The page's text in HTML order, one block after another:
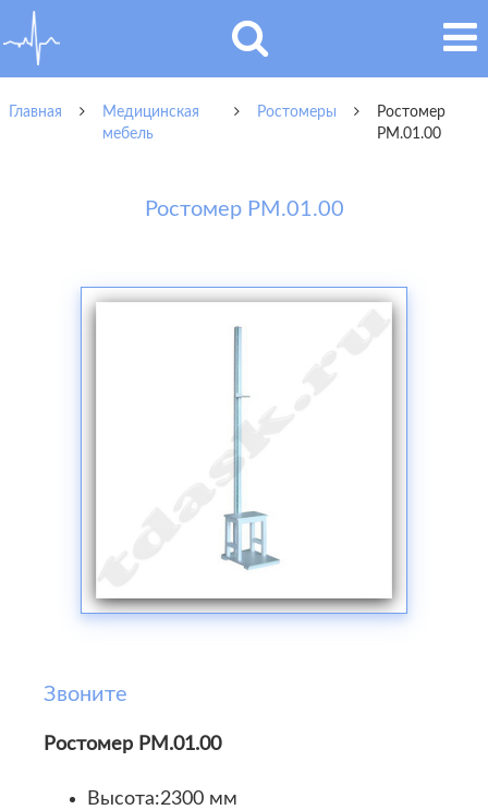
Главная
Медицинская
мебель
Ростомеры
Ростомер
РМ.01.00
Ростомер РМ.01.00
Звоните
Ростомер РМ.01.00
Высота:2300 мм